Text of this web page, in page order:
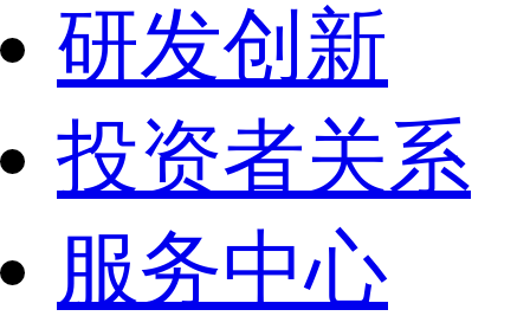
研发创新
投资者关系
服务中心